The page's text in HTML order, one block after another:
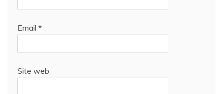
Email *
Site web